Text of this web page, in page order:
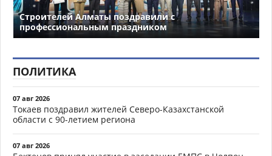
Строителей Алматы поздравили с
профессиональным праздником
ПОЛИТИКА
07 авг 2026
Токаев поздравил жителей Северо-Казахстанской
области с 90-летием региона
07 авг 2026